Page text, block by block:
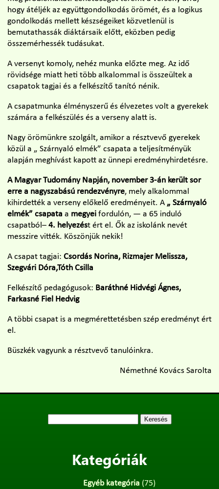
hogy átéljék az együttgondolkodás örömét, és a logikus
gondolkodás mellett készségeiket közvetlenül is
bemutathassák diáktársaik előtt, eközben pedig
összemérhessék tudásukat.
A versenyt komoly, nehéz munka előzte meg. Az idő
rövidsége miatt heti több alkalommal is összeültek a
csapatok tagjai és a felkészítő tanító nénik.
A csapatmunka élményszerű és élvezetes volt a gyerekek
számára a felkészülés és a verseny alatt is.
Nagy örömünkre szolgált, amikor a résztvevő gyerekek
közül a „ Szárnyaló elmék” csapata a teljesítményük
alapján meghívást kapott az ünnepi eredményhirdetésre.
A Magyar Tudomány Napján, november 3-án került sor
erre a nagyszabású rendezvényre, mely alkalommal
kihirdették a verseny előkelő eredményeit. A „ Szárnyaló
elmék” csapata a megyei fordulón, — a 65 induló
csapatból– 4. helyezést ért el. Ők az iskolánk nevét
messzire vitték. Köszönjük nekik!
A csapat tagjai: Csordás Norina, Rizmajer Melissza,
Szegvári Dóra,Tóth Csilla
Felkészítő pedagógusok: Baráthné Hidvégi Ágnes,
Farkasné Fiel Hedvig
A többi csapat is a megmérettetésben szép eredményt ért
el.
Büszkék vagyunk a résztvevő tanulóinkra.
Némethné Kovács Sarolta
Kategóriák
Egyéb kategória (75)